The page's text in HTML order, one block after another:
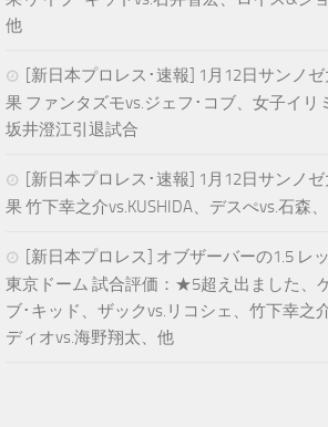
他
[新日本プロレス･速報] 1月12日サンノ
果 ファンタズモvs.ジェフ･コブ、女子イリ
坂井澄江引退試合
[新日本プロレス･速報] 1月12日サンノ
果 竹下幸之介vs.KUSHIDA、デスぺvs.石森
[新日本プロレス] オブザーバーの1.5 レ
東京ドーム 試合評価：★5超え出ました、
ブ･キッド、ザックvs.リコシェ、竹下幸之
ディオvs.海野翔太、他